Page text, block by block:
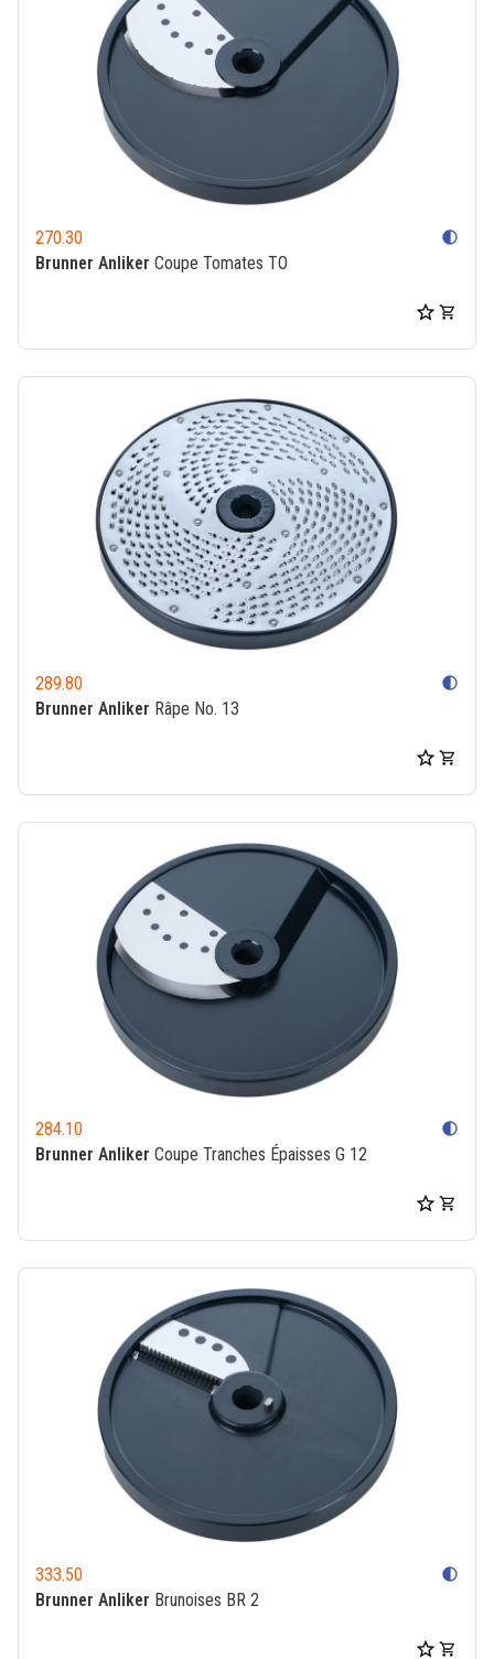
270.30 contrast
Brunner Anliker Coupe Tomates TO
289.80 contrast
Brunner Anliker Râpe No. 13
284.10 contrast
Brunner Anliker Coupe Tranches Épaisses G 12
333.50 contrast
Brunner Anliker Brunoises BR 2